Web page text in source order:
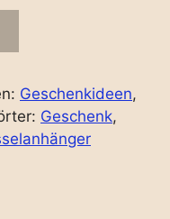
Geschenkideen,
Geschenk,